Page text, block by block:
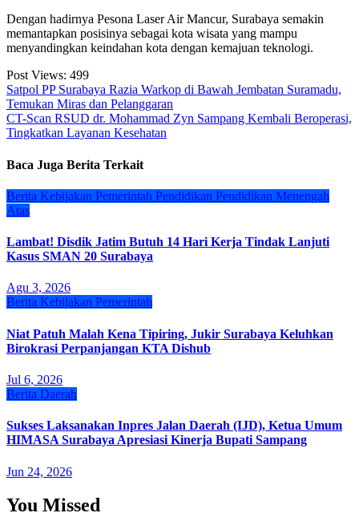
Dengan hadirnya Pesona Laser Air Mancur, Surabaya semakin
memantapkan posisinya sebagai kota wisata yang mampu
menyandingkan keindahan kota dengan kemajuan teknologi.
Post Views: 499
Navigasi
pos
Satpol PP Surabaya Razia Warkop di Bawah Jembatan Suramadu,
Temukan Miras dan Pelanggaran
CT-Scan RSUD dr. Mohammad Zyn Sampang Kembali Beroperasi,
Tingkatkan Layanan Kesehatan
Baca Juga Berita Terkait
Berita Kebijakan Pemerintah Pendidikan Pendidikan Menengah
Atas
Lambat! Disdik Jatim Butuh 14 Hari Kerja Tindak Lanjuti
Kasus SMAN 20 Surabaya
Agu 3, 2026
Berita Kebijakan Pemerintah
Niat Patuh Malah Kena Tipiring, Jukir Surabaya Keluhkan
Birokrasi Perpanjangan KTA Dishub
Jul 6, 2026
Berita Daerah
Sukses Laksanakan Inpres Jalan Daerah (IJD), Ketua Umum
HIMASA Surabaya Apresiasi Kinerja Bupati Sampang
Jun 24, 2026
You Missed